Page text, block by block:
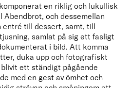
en riklig och lukullisk
Abendbrot, och dessemellan
entré till dessert, samt, till
samlat på sig ett fasligt
i bild. Att komma
duka upp och fotografiskt
ett ständigt pågående
med en gest av ömhet och